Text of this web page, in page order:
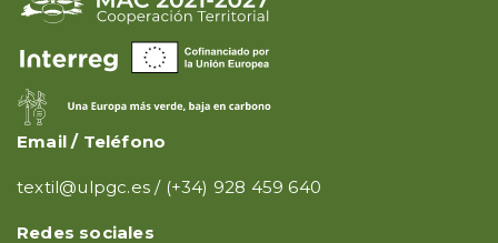
Email / Teléfono
textil@ulpgc.es / (+34) 928 459 640
Redes sociales